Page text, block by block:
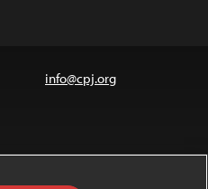
info@cpj.org